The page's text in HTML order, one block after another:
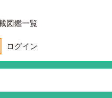
図鑑一覧
ログイン